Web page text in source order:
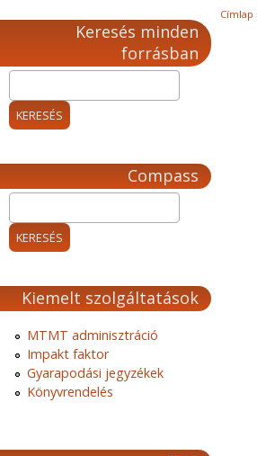
Keresés minden
forrásban
Compass
Kiemelt szolgáltatások
MTMT adminisztráció
Impakt faktor
Gyarapodási jegyzékek
Könyvrendelés
Jelenlegi hely
Címlap